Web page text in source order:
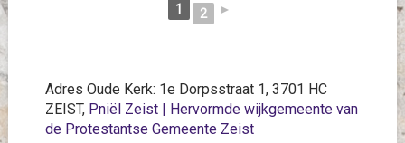
1 2 ►
Adres Oude Kerk: 1e Dorpsstraat 1, 3701 HC
ZEIST, Pniël Zeist | Hervormde wijkgemeente van
de Protestantse Gemeente Zeist